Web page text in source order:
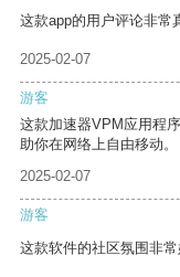
这款app的用户评论非常
2025-02-07
游客
这款加速器VPM应用程
助你在网络上自由移动。
2025-02-07
游客
这款软件的社区氛围非